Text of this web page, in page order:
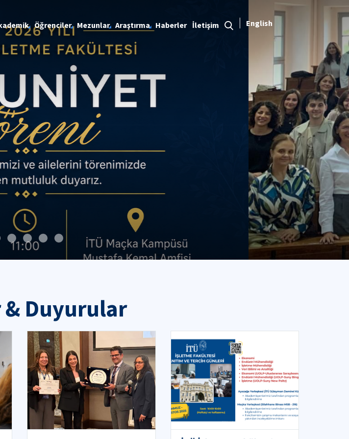
Öğrenciler Mezunlar Araştırma Haberler İletişim English
Duyurular